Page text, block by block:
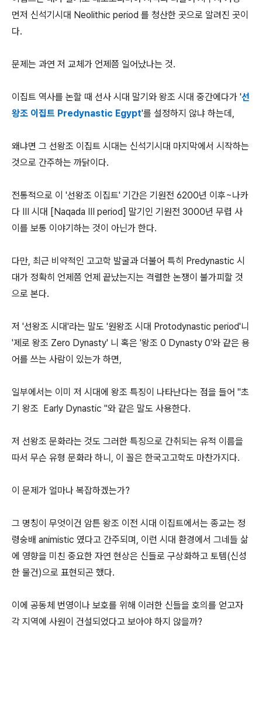
먼저 신석기시대 Neolithic period 를 청산한 곳으로 알려진 곳이
다.
문제는 과연 저 교체가 언제쯤 일어났나는 것.
이집트 역사를 논할 때 선사 시대 말기와 왕조 시대 중간에다가 '선
왕조 이집트 Predynastic Egypt'를 설정하지 않냐 하는데,
왜냐면 그 선왕조 이집트 시대는 신석기시대 마지막에서 시작하는
것으로 간주하는 까닭이다.
전통적으로 이 '선왕조 이집트' 기간은 기원전 6200년 이후~나카
다 III 시대 [Naqada III period] 말기인 기원전 3000년 무렵 사
이를 보통 이야기하는 것이 아닌가 한다.
다만, 최근 비약적인 고고학 발굴과 더불어 특히 Predynastic 시
대가 정확히 언제쯤 언제 끝났는지는 격렬한 논쟁이 불가피할 것
으로 본다.
저 '선왕조 시대'라는 말도 '원왕조 시대 Protodynastic period'니
'제로 왕조 Zero Dynasty' 니 혹은 '왕조 0 Dynasty 0'와 같은 용
어를 쓰는 사람이 있는가 하면,
일부에서는 이미 저 시대에 왕조 특징이 나타난다는 점을 들어 "초
기 왕조 Early Dynastic "와 같은 말도 사용한다.
저 선왕조 문화라는 것도 그러한 특징으로 간취되는 유적 이름을
따서 무슨 유형 문화라 하니, 이 꼴은 한국고고학도 마찬가지다.
이 문제가 얼마나 복잡하겠는가?
그 명칭이 무엇이건 암튼 왕조 이전 시대 이집트에서는 종교는 정
령숭배 animistic 였다고 간주되며, 이런 시대 환경에서 그네들 삶
에 영향을 미친 중요한 자연 현상은 신들로 구상화하고 토템(신성
한 물건)으로 표현되곤 했다.
이에 공동체 번영이나 보호를 위해 이러한 신들을 호의를 얻고자
각 지역에 사원이 건설되었다고 보아야 하지 않을까?